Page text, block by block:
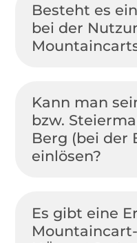
Besteht es
bei der
Kann man
bzw.
Berg (bei der
einlösen?
Es gibt eine